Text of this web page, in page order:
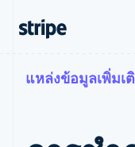
การชำระเงิน
การชำระเงิน
ตาม
เอ
ไล
เรีย
คู่มือ
แหล่งข้อมูลเพิ่มเ